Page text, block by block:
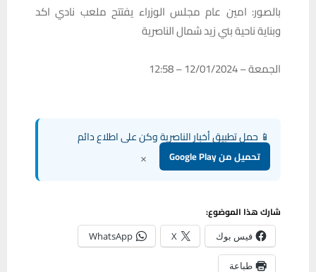
بالصور: امين عام مجلس الوزراء يفتتح ملعب نادي اكد
وبناية ناحية بني زيد شمال الناصرية
الجمعة – 12/01/2024 – 12:58
📱 حمل تطبيق أخبار الناصرية وكن على اطلاع دائم
تحميل من Google Play ×
شارك هذا الموضوع:
فيس بوك X
WhatsApp
طباعة